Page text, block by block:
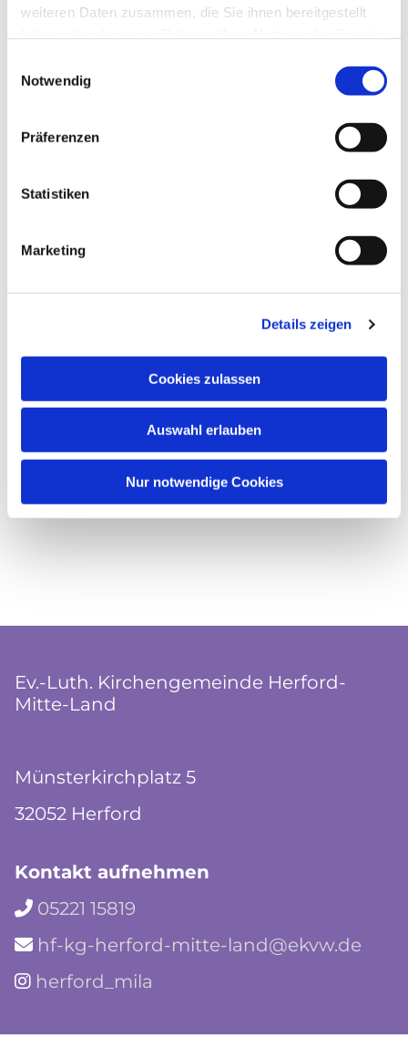
weiteren Daten zusammen, die Sie ihnen bereitgestellt
Notwendig
Präferenzen
Statistiken
Marketing
Details zeigen
Cookies zulassen
Auswahl erlauben
Nur notwendige Cookies
Ev.-Luth. Kirchengemeinde Herford-
Mitte-Land
Münsterkirchplatz 5
32052 Herford
Kontakt aufnehmen
 05221 15819
 hf-kg-herford-mitte-land@ekvw.de
 herford_mila